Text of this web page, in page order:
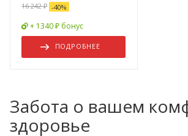
16 242 ₽ -40%
+ 1340 ₽ бонус
ПОДРОБНЕЕ
Забота о вашем
здоровье